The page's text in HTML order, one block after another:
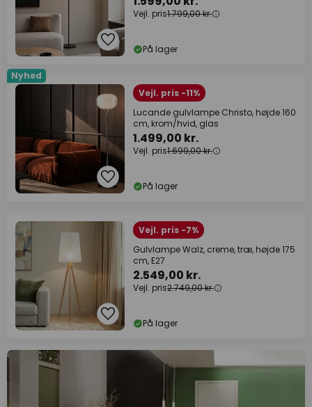
Vejl. pris1.799,00 kr.
På lager
Nyhed
Vejl. pris -11%
Lucande gulvlampe Christo, højde 160
cm, krom/hvid, glas
1.499,00 kr.
Vejl. pris1.699,00 kr.
På lager
Vejl. pris -7%
Gulvlampe Walz, creme, træ, højde 175
cm, E27
2.549,00 kr.
Vejl. pris2.749,00 kr.
På lager